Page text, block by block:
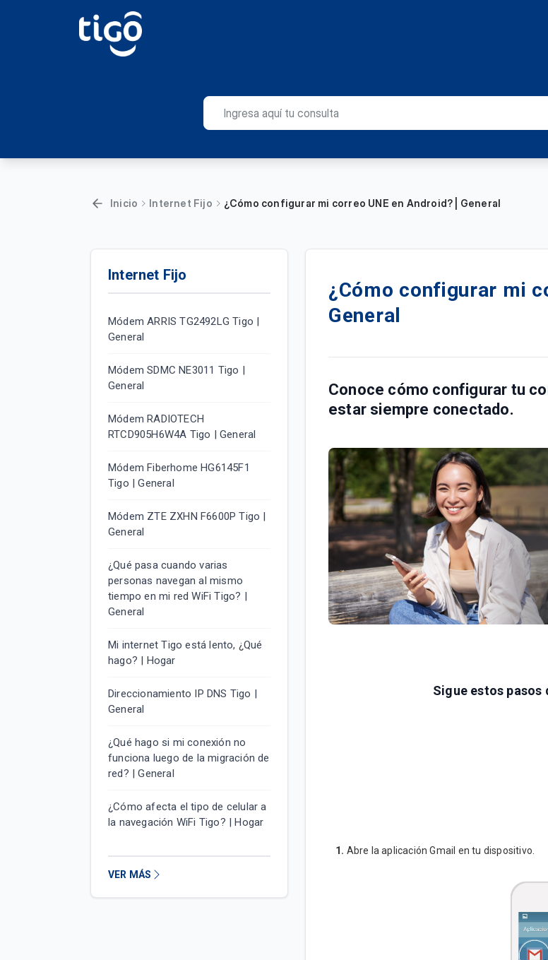
Inicio Internet Fijo ¿Cómo configurar mi correo UNE en Android? | General
Internet Fijo
Módem ARRIS TG2492LG Tigo |
General
Módem SDMC NE3011 Tigo |
General
Módem RADIOTECH
RTCD905H6W4A Tigo | General
Módem Fiberhome HG6145F1
Tigo | General
Módem ZTE ZXHN F6600P Tigo |
General
¿Qué pasa cuando varias
personas navegan al mismo
tiempo en mi red WiFi Tigo? |
General
Mi internet Tigo está lento, ¿Qué
hago? | Hogar
Direccionamiento IP DNS Tigo |
General
¿Qué hago si mi conexión no
funciona luego de la migración de
red? | General
¿Cómo afecta el tipo de celular a
la navegación WiFi Tigo? | Hogar
VER MÁS
¿Cómo configurar mi
General
Conoce cómo configurar tu
estar siempre conectado.
Sigue estos pasos
1. Abre la aplicación Gmail en tu dispositivo.